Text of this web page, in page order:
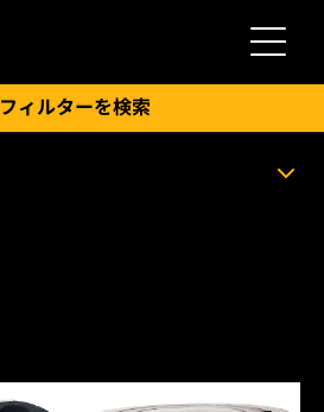
切り替え
フィルターを検索